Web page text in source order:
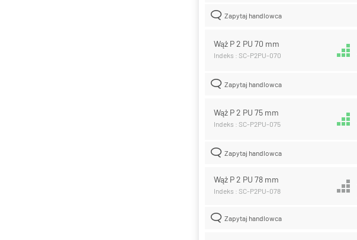
Zapytaj handlowca
Wąż P 2 PU 70 mm
Indeks : SC-P2PU-070
Zapytaj handlowca
Wąż P 2 PU 75 mm
Indeks : SC-P2PU-075
Zapytaj handlowca
Wąż P 2 PU 78 mm
Indeks : SC-P2PU-078
Zapytaj handlowca